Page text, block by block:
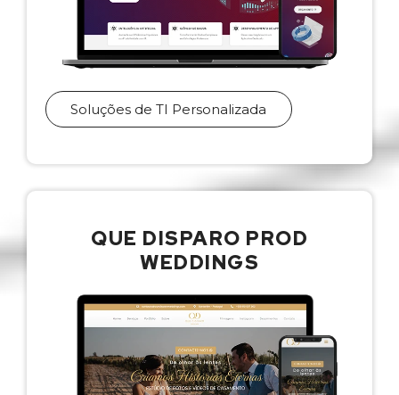
Soluções de TI Personalizada
QUE DISPARO PROD
WEDDINGS